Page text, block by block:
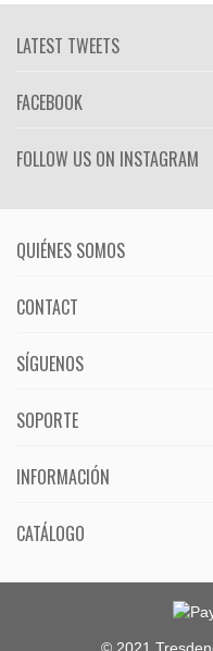
LATEST TWEETS
FACEBOOK
FOLLOW US ON INSTAGRAM
QUIÉNES SOMOS
CONTACT
SÍGUENOS
SOPORTE
INFORMACIÓN
CATÁLOGO
© 2021